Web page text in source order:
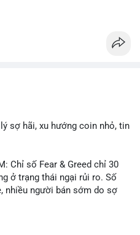
sợ hãi, xu hướng coin nhỏ, tin
Chỉ số Fear & Greed chỉ 30
ở trạng thái ngại rủi ro. Số
nhiều người bán sớm do sợ
LUẬN: Biconomy (BICO),